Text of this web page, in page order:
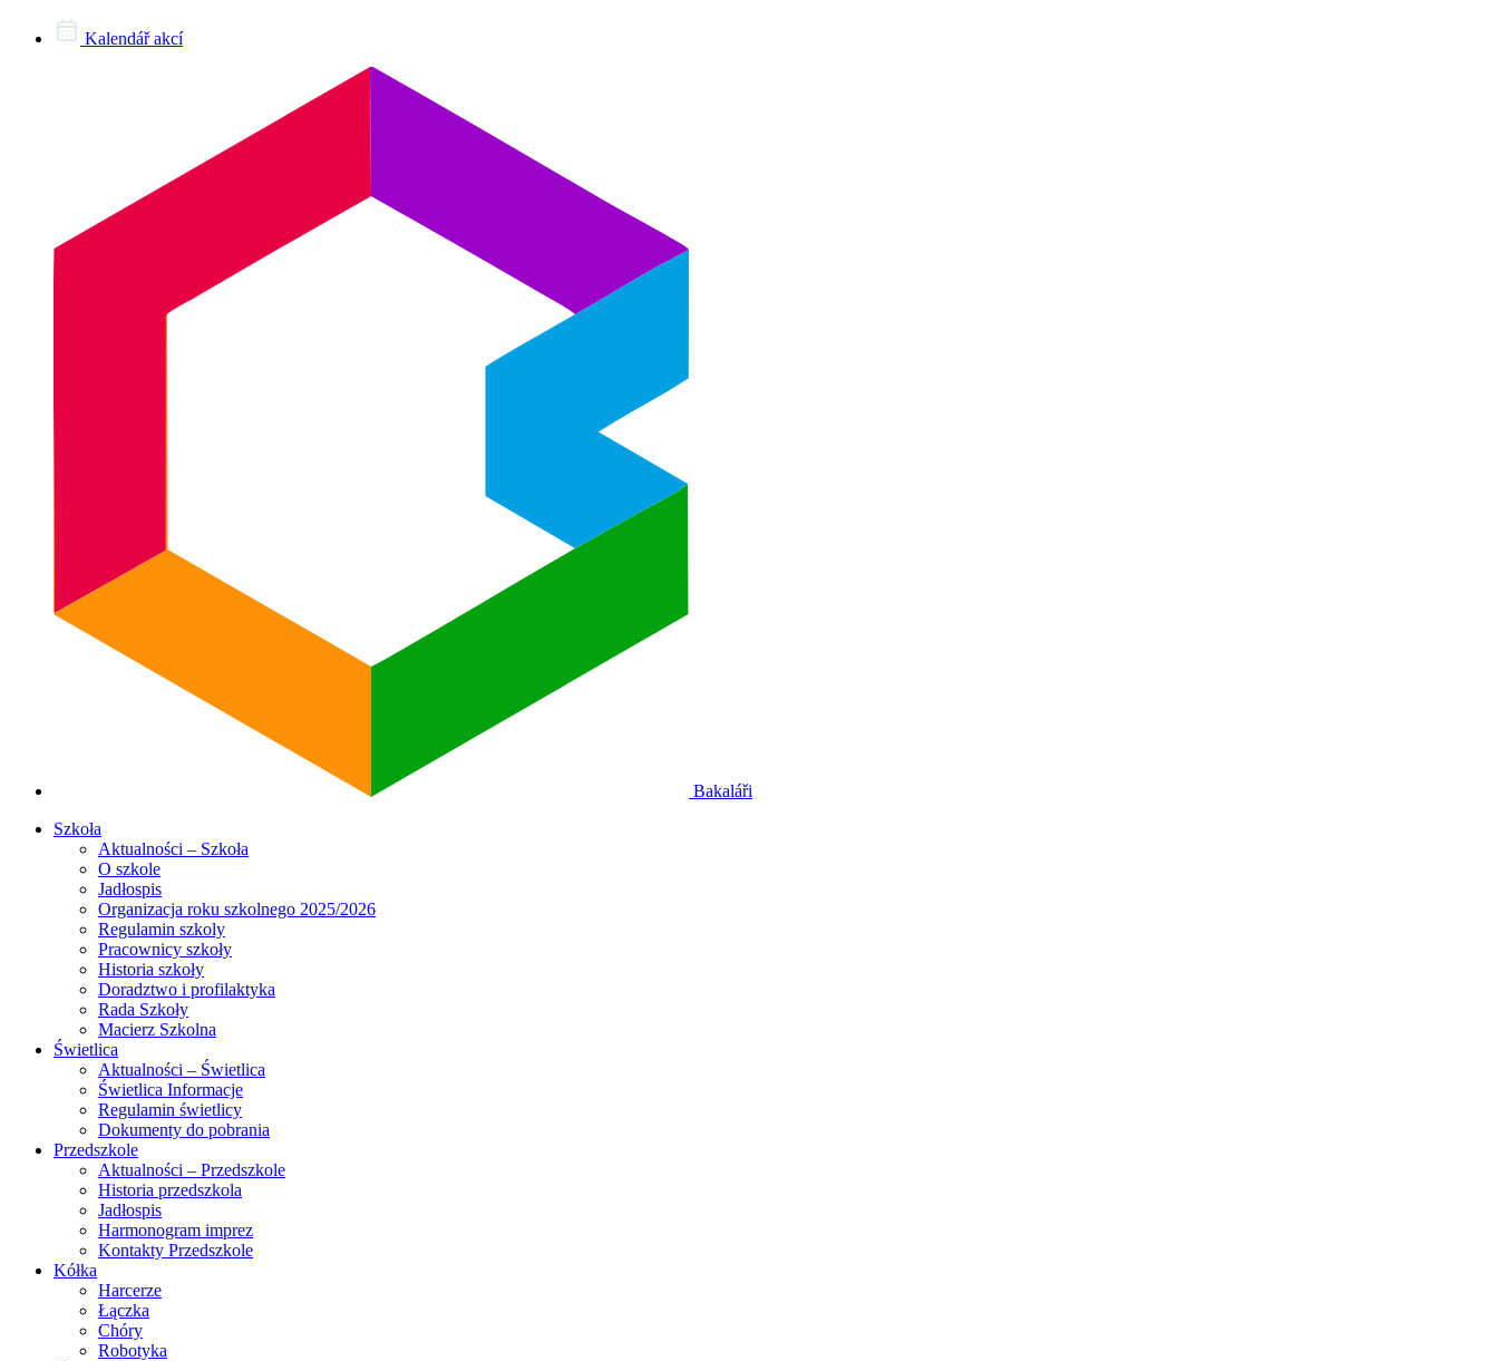
Kalendář akcí
Bakaláři
Szkoła
Aktualności – Szkoła
O szkole
Jadłospis
Organizacja roku szkolnego 2025/2026
Regulamin szkoly
Pracownicy szkoły
Historia szkoły
Doradztwo i profilaktyka
Rada Szkoły
Macierz Szkolna
Świetlica
Aktualności – Świetlica
Świetlica Informacje
Regulamin świetlicy
Dokumenty do pobrania
Przedszkole
Aktualności – Przedszkole
Historia przedszkola
Jadłospis
Harmonogram imprez
Kontakty Przedszkole
Kółka
Harcerze
Łączka
Chóry
Robotyka